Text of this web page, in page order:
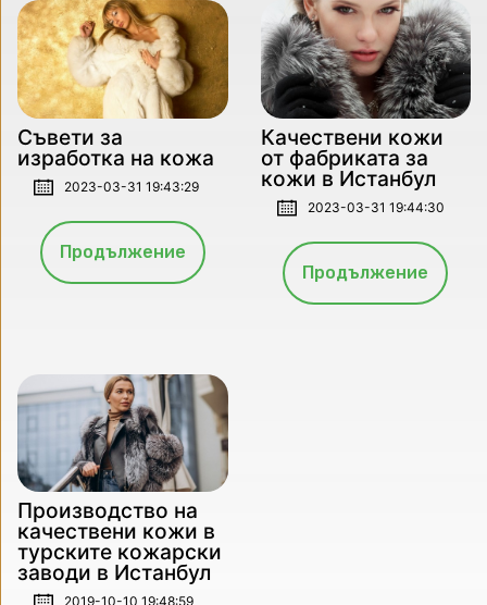
Съвети за
изработка на кожа
2023-03-31 19:43:29
Продължение
Качествени кожи
от фабриката за
кожи в Истанбул
2023-03-31 19:44:30
Продължение
Производство на
качествени кожи в
турските кожарски
заводи в Истанбул
2019-10-10 19:48:59